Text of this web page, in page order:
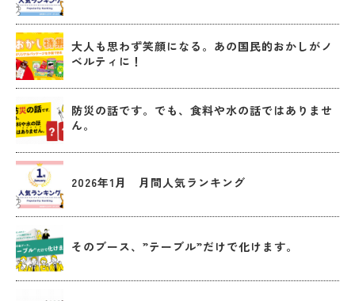
大人も思わず笑顔になる。あの国民的おかしがノ
ベルティに！
防災の話です。でも、食料や水の話ではありませ
ん。
2026年1月 月間人気ランキング
そのブース、”テーブル”だけで化けます。